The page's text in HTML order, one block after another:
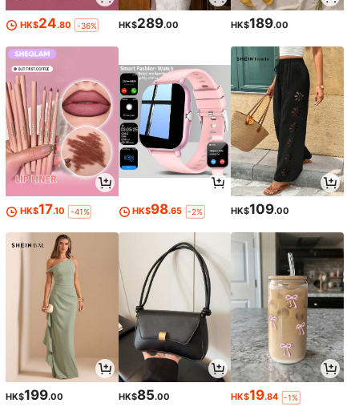
HK$24.80 -36% HK$289.00 HK$189.00
HK$17.10 -41% HK$98.65 -2% HK$109.00
HK$199.00 HK$85.00 HK$19.84 -1%